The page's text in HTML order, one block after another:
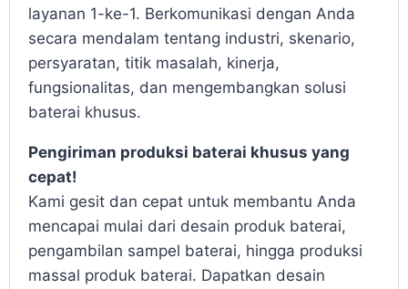
layanan 1-ke-1. Berkomunikasi dengan Anda
secara mendalam tentang industri, skenario,
persyaratan, titik masalah, kinerja,
fungsionalitas, dan mengembangkan solusi
baterai khusus.
Pengiriman produksi baterai khusus yang
cepat!
Kami gesit dan cepat untuk membantu Anda
mencapai mulai dari desain produk baterai,
pengambilan sampel baterai, hingga produksi
massal produk baterai. Dapatkan desain